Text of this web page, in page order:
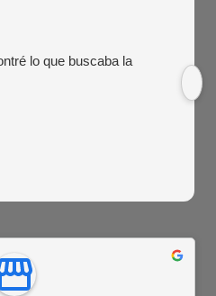
lo que buscaba la